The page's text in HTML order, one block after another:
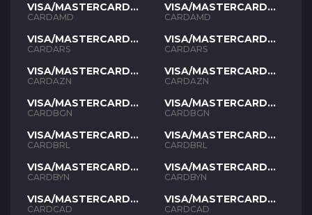
VISA/MASTERCARD
AMD
CARDAMD
VISA/MASTERCARD
ARS
CARDARS
VISA/MASTERCARD
AZN
CARDAZN
VISA/MASTERCARD
BGN
CARDBGN
VISA/MASTERCARD
BRL
CARDBRL
VISA/MASTERCARD
BYN
CARDBYN
VISA/MASTERCARD
CAD
CARDCAD
VISA/MASTERCARD
AMD
CARDAMD
VISA/MASTERCARD
ARS
CARDARS
VISA/MASTERCARD
AZN
CARDAZN
VISA/MASTERCARD
BGN
CARDBGN
VISA/MASTERCARD
BRL
CARDBRL
VISA/MASTERCARD
BYN
CARDBYN
VISA/MASTERCARD
CAD
CARDCAD